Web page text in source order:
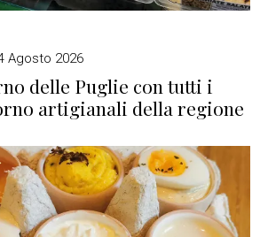
Agosto 2026
delle Puglie con tutti i
artigianali della regione